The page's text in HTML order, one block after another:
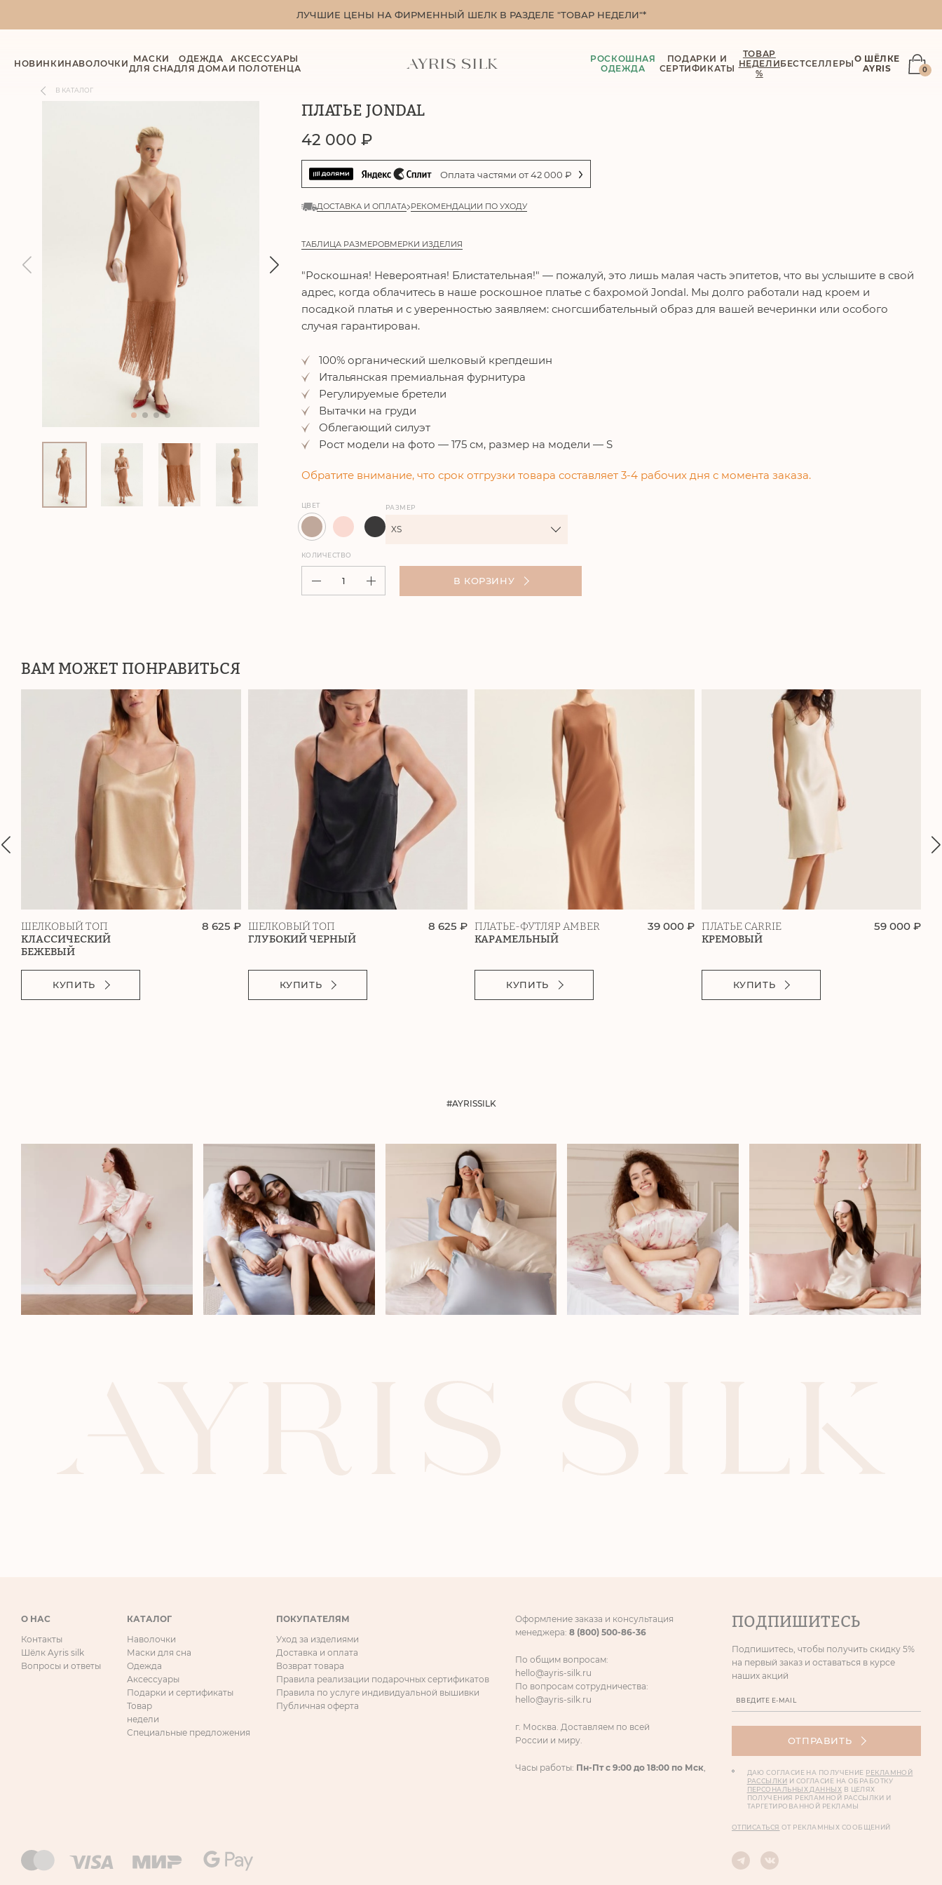
ЛУЧШИЕ ЦЕНЫ НА ФИРМЕННЫЙ ШЕЛК В РАЗДЕЛЕ "ТОВАР НЕДЕЛИ"*
НОВИНКИНАВОЛОЧКИ МАСКИ
ДЛЯ СНА
ОДЕЖДА
ДЛЯ ДОМА
АКСЕССУАРЫ
И ПОЛОТЕНЦА
РОСКОШНАЯ
ОДЕЖДА
ПОДАРКИ И
СЕРТИФИКАТЫ
ТОВАР
НЕДЕЛИ
%
БЕСТСЕЛЛЕРЫО ШЁЛКЕ
AYRIS
0
В КАТАЛОГ
ПЛАТЬЕ JONDAL
42 000 ₽
Оплата частями от42 000 ₽
ДОСТАВКА И ОПЛАТА РЕКОМЕНДАЦИИ ПО УХОДУ
ТАБЛИЦА РАЗМЕРОВМЕРКИ ИЗДЕЛИЯ
"Роскошная! Невероятная! Блистательная!" — пожалуй, это лишь малая часть эпитетов, что вы услышите в свой
адрес, когда облачитесь в наше роскошное платье с бахромой Jondal. Мы долго работали над кроем и
посадкой платья и с уверенностью заявляем: сногсшибательный образ для вашей вечеринки или особого
случая гарантирован.
100% органический шелковый крепдешин
Итальянская премиальная фурнитура
Регулируемые бретели
Вытачки на груди
Облегающий силуэт
Рост модели на фото — 175 см, размер на модели — S
Обратите внимание, что срок отгрузки товара составляет 3-4 рабочих дня с момента заказа.
ЦВЕТ РАЗМЕР
XS
КОЛИЧЕСТВО
В КОРЗИНУ
ВАМ МОЖЕТ ПОНРАВИТЬСЯ
ШЕЛКОВЫЙ ТОП
КЛАССИЧЕСКИЙ
БЕЖЕВЫЙ
8 625 ₽
КУПИТЬ
ШЕЛКОВЫЙ ТОП
ГЛУБОКИЙ ЧЕРНЫЙ
8 625 ₽
КУПИТЬ
ПЛАТЬЕ-ФУТЛЯР AMBER
КАРАМЕЛЬНЫЙ
39 000 ₽
КУПИТЬ
ПЛАТЬЕ CARRIE
КРЕМОВЫЙ
59 000 ₽
КУПИТЬ
#AYRISSILK
О НАС
Контакты
Шёлк Ayris silk
Вопросы и ответы
КАТАЛОГ
Наволочки
Маски для сна
Одежда
Аксессуары
Подарки и сертификаты
Товар
недели
Специальные предложения
ПОКУПАТЕЛЯМ
Уход за изделиями
Доставка и оплата
Возврат товара
Правила реализации подарочных сертификатов
Правила по услуге индивидуальной вышивки
Публичная оферта
Оформление заказа и консультация
менеджера: 8 (800) 500-86-36
По общим вопросам:
hello@ayris-silk.ru
По вопросам сотрудничества:
hello@ayris-silk.ru
г. Москва. Доставляем по всей
России и миру.
Часы работы: Пн-Пт с 9:00 до 18:00 по Мск,
ПОДПИШИТЕСЬ
Подпишитесь, чтобы получить скидку 5%
на первый заказ и оставаться в курсе
наших акций
ОТПРАВИТЬ
ДАЮ СОГЛАСИЕ НА ПОЛУЧЕНИЕ РЕКЛАМНОЙ
РАССЫЛКИ И СОГЛАСИЕ НА ОБРАБОТКУ
ПЕРСОНАЛЬНЫХ ДАННЫХ В ЦЕЛЯХ
ПОЛУЧЕНИЯ РЕКЛАМНОЙ РАССЫЛКИ И
ТАРГЕТИРОВАННОЙ РЕКЛАМЫ
ОТПИСАТЬСЯ ОТ РЕКЛАМНЫХ СООБЩЕНИЙ